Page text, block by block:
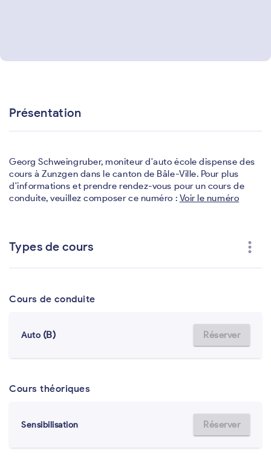
Présentation
Georg Schweingruber, moniteur d'auto école dispense des
cours à Zunzgen dans le canton de Bâle-Ville. Pour plus
d'informations et prendre rendez-vous pour un cours de
conduite, veuillez composer ce numéro : Voir le numéro
Types de cours more_vert
Cours de conduite
Auto (B) Réserver
Cours théoriques
Sensibilisation Réserver